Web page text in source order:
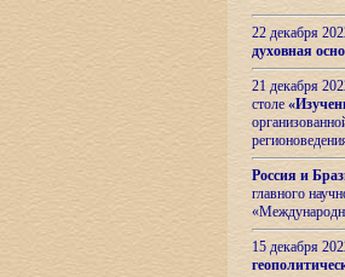
22 декабря
духовная
21 декабря
столе
Россия и
главного
15 декабря